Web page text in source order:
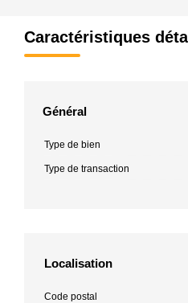
Caractéristiques
Général
Type de bien
Type de transaction
Localisation
Code postal